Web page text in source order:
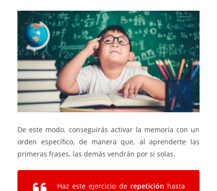
De este modo, conseguirás activar la memoria con un
orden específico, de manera que, al aprenderte las
primeras frases, las demás vendrán por si solas.
Haz este ejercicio de repetición hasta